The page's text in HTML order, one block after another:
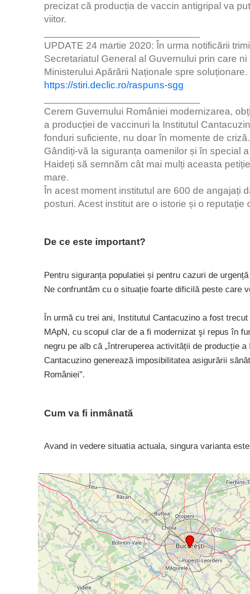
precizat că producția de vaccin antigripal va
viitor.
UPDATE 24 martie 2020: În urma notificării
Secretariatul General al Guvernului prin care
Ministerului Apărării Naționale spre
https://stiri.declic.ro/raspuns-sgg
Cerem Guvernului României modernizarea,
a producției de vaccinuri la Institutul
fonduri suficiente, nu doar în momente de criză.
Gândiți-vă la siguranța oamenilor și în special
Haideți să semnăm cât mai mulți aceasta
mare.
În acest moment institutul are 600 de angajați
posturi. Acest institut are o istorie și o
De ce este important?
Pentru siguranța populatiei și pentru cazuri de
Ne confruntăm cu o situație foarte dificilă peste care
În urmă cu trei ani, Institutul Cantacuzino a fost
MApN, cu scopul clar de a fi modernizat şi repus în
negru pe alb că „întreruperea activității de producție
Cantacuzino generează imposibilitatea asigurării
României”.
Cum va fi inmânată
Avand in vedere situatia actuala, singura varianta